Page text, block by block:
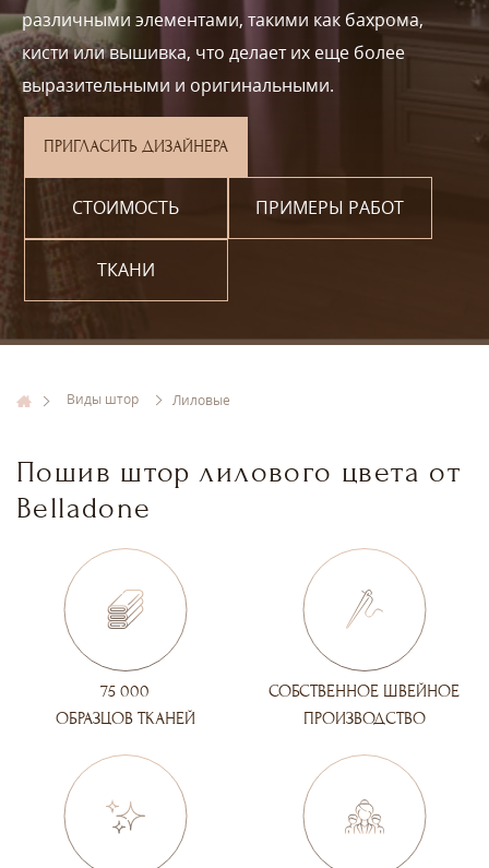
различными элементами, такими как бахрома,
кисти или вышивка, что делает их еще более
выразительными и оригинальными.
ПРИГЛАСИТЬ ДИЗАЙНЕРА
СТОИМОСТЬ ПРИМЕРЫ РАБОТ
ТКАНИ
Виды штор Лиловые
Пошив штор лилового цвета от
Belladone
75 000
ОБРАЗЦОВ ТКАНЕЙ
СОБСТВЕННОЕ ШВЕЙНОЕ
ПРОИЗВОДСТВО